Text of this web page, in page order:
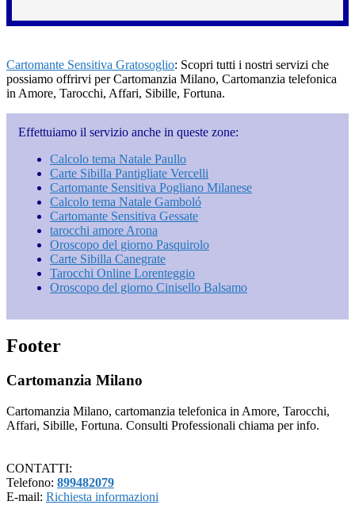
Cartomante Sensitiva Gratosoglio: Scopri tutti i nostri servizi che
possiamo offrirvi per Cartomanzia Milano, Cartomanzia telefonica
in Amore, Tarocchi, Affari, Sibille, Fortuna.
Effettuiamo il servizio anche in queste zone:
Calcolo tema Natale Paullo
Carte Sibilla Pantigliate Vercelli
Cartomante Sensitiva Pogliano Milanese
Calcolo tema Natale Gamboló
Cartomante Sensitiva Gessate
tarocchi amore Arona
Oroscopo del giorno Pasquirolo
Carte Sibilla Canegrate
Tarocchi Online Lorenteggio
Oroscopo del giorno Cinisello Balsamo
Footer
Cartomanzia Milano
Cartomanzia Milano, cartomanzia telefonica in Amore, Tarocchi,
Affari, Sibille, Fortuna. Consulti Professionali chiama per info.
CONTATTI:
Telefono: 899482079
E-mail: Richiesta informazioni